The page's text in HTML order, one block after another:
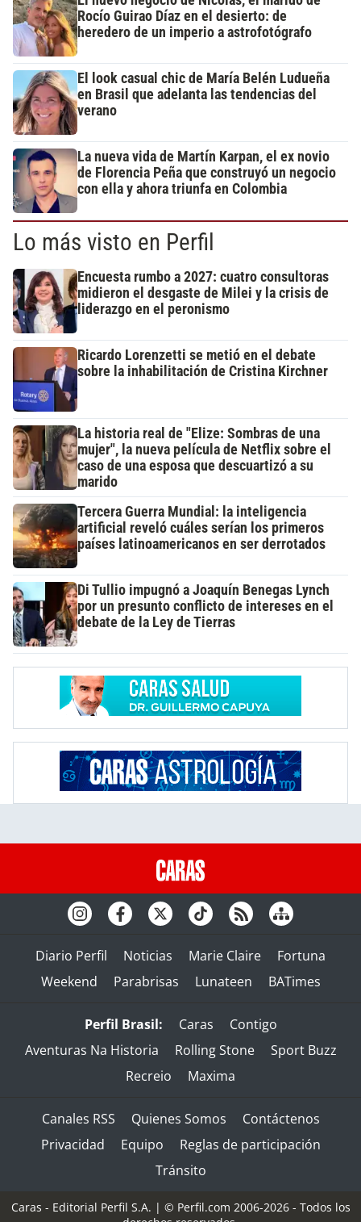
Rocío Guirao Díaz en el desierto: de
heredero de un imperio a astrofotógrafo
El look casual chic de María Belén Ludueña
en Brasil que adelanta las tendencias del
verano
La nueva vida de Martín Karpan, el ex novio
de Florencia Peña que construyó un negocio
con ella y ahora triunfa en Colombia
Lo más visto en Perfil
Encuesta rumbo a 2027: cuatro consultoras
midieron el desgaste de Milei y la crisis de
liderazgo en el peronismo
Ricardo Lorenzetti se metió en el debate
sobre la inhabilitación de Cristina Kirchner
La historia real de "Elize: Sombras de una
mujer", la nueva película de Netflix sobre el
caso de una esposa que descuartizó a su
marido
Tercera Guerra Mundial: la inteligencia
artificial reveló cuáles serían los primeros
países latinoamericanos en ser derrotados
Di Tullio impugnó a Joaquín Benegas Lynch
por un presunto conflicto de intereses en el
debate de la Ley de Tierras
Diario Perfil Noticias Marie Claire
Fortuna
Weekend
Parabrisas Lunateen BATimes
Perfil Brasil: Caras
Contigo
Aventuras Na Historia
Rolling Stone
Sport Buzz
Recreio
Maxima
Canales RSS Quienes Somos
Contáctenos
Privacidad
Equipo
Reglas de participación
Tránsito
Caras - Editorial Perfil S.A. | © Perfil.com 2006-2026 - Todos los